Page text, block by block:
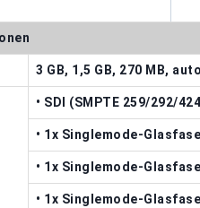
3 GB, 1,5 GB, 270 MB,
• SDI (SMPTE 259/292/
• 1x Singlemode-
• 1x Singlemode-
• 1x Singlemode-